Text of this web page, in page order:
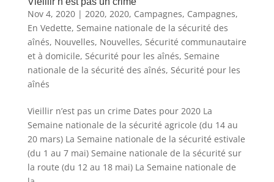
Nov 4, 2020| 2020, 2020, Campagnes, Campagnes,
En Vedette, Semaine nationale de la sécurité des
aînés, Nouvelles, Nouvelles, Sécurité communautaire
et à domicile, Sécurité pour les aînés, Semaine
nationale de la sécurité des aînés, Sécurité pour les
aînés
Vieillir n’est pas un crime Dates pour 2020 La
Semaine nationale de la sécurité agricole (du 14 au
20 mars) La Semaine nationale de la sécurité estivale
(du 1 au 7 mai) Semaine nationale de la sécurité sur
la route (du 12 au 18 mai) La Semaine nationale de